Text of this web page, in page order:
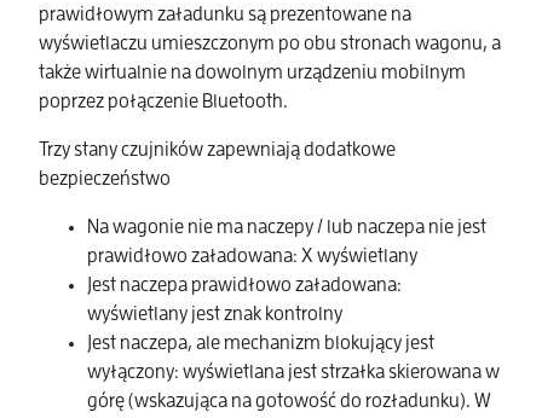
prawidłowym załadunku są prezentowane na
wyświetlaczu umieszczonym po obu stronach wagonu, a
także wirtualnie na dowolnym urządzeniu mobilnym
poprzez połączenie Bluetooth.
Trzy stany czujników zapewniają dodatkowe
bezpieczeństwo
Na wagonie nie ma naczepy / lub naczepa nie jest
prawidłowo załadowana: X wyświetlany
Jest naczepa prawidłowo załadowana:
wyświetlany jest znak kontrolny
Jest naczepa, ale mechanizm blokujący jest
wyłączony: wyświetlana jest strzałka skierowana w
górę (wskazująca na gotowość do rozładunku). W